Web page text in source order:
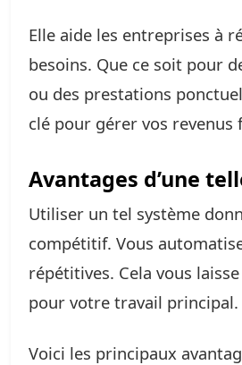
Elle aide les entreprises à
besoins. Que ce soit pour
ou des prestations
clé pour gérer vos revenus
Avantages d’une
Utiliser un tel système
compétitif. Vous
répétitives. Cela vous
pour votre travail principal.
Voici les principaux